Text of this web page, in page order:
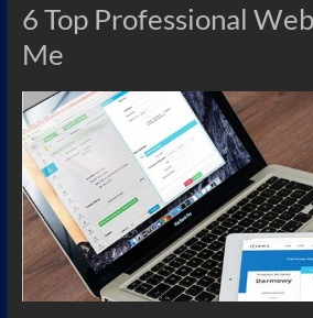
6 Top Professional
Me